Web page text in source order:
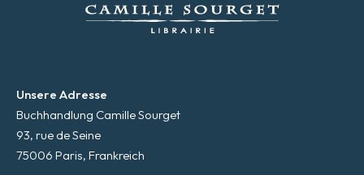
Unsere Adresse
Buchhandlung Camille Sourget
93, rue de Seine
75006 Paris, Frankreich